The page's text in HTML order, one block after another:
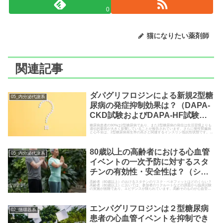
0
猫になりたい薬剤師
関連記事
05_内分泌代謝系
ダパグリフロジンによる新規2型糖
尿病の発症抑制効果は？（DAPA-
CKD試験およびDAPA-HF試験の
プール解析; Lancet Diabetes
Endocrinol. 2021）
糖尿病患者の90%は2型糖尿病であり、また2型糖尿病の発症は生活習慣よりも
遺伝的要因が大きく影響していることが報告されています。さらに慢性腎臓病
と心不全は、2型糖尿病発生率の高さと関連するインスリン抵抗性状態です。そ
05_内分泌代謝系
80歳以上の高齢者における心血管
イベントの一次予防に対するスタ
チンの有効性・安全性は？（シス
テマティックレビュー; Am J
Cardiol. 2023）
高齢者（80歳以上）のおけるスタチンのリスク・ベネフィットはどのくらい？
高齢者（80歳以上）においては、参加者のリクルートなどの課題から臨床試験
の実施が困難であり、エビデンスが限られています。高齢そのものが心血管イ
02_循環器系
エンパグリフロジンは２型糖尿病
患者の心血管イベントを抑制でき